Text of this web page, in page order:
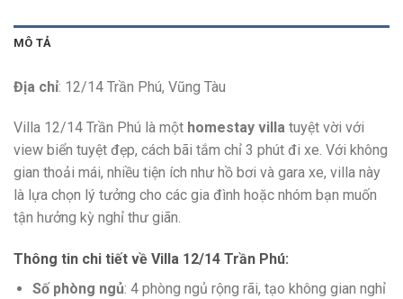
MÔ TẢ
Địa chỉ: 12/14 Trần Phú, Vũng Tàu
Villa 12/14 Trần Phú là một homestay villa tuyệt vời với
view biển tuyệt đẹp, cách bãi tắm chỉ 3 phút đi xe. Với không
gian thoải mái, nhiều tiện ích như hồ bơi và gara xe, villa này
là lựa chọn lý tưởng cho các gia đình hoặc nhóm bạn muốn
tận hưởng kỳ nghỉ thư giãn.
Thông tin chi tiết về Villa 12/14 Trần Phú:
Số phòng ngủ: 4 phòng ngủ rộng rãi, tạo không gian nghỉ